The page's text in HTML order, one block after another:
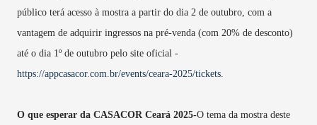
público terá acesso à mostra a partir do dia 2 de outubro, com a
vantagem de adquirir ingressos na pré-venda (com 20% de desconto)
até o dia 1º de outubro pelo site oficial -
https://appcasacor.com.br/events/ceara-2025/tickets
O que esperar da CASACOR Ceará 2025-O tema da mostra deste